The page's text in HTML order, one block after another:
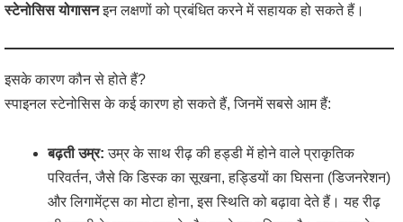
स्टेनोसिस योगासनइन लक्षणों को प्रबंधित करने में सहायक हो सकते हैं।
इसके कारण कौन से होते हैं?
स्पाइनल स्टेनोसिस के कई कारण हो सकते हैं, जिनमें सबसे आम हैं:
बढ़ती उम्र: उम्र के साथ रीढ़ की हड्डी में होने वाले प्राकृतिक
परिवर्तन, जैसे कि डिस्क का सूखना, हड्डियों का घिसना (डिजनरेशन)
और लिगामेंट्स का मोटा होना, इस स्थिति को बढ़ावा देते हैं। यह रीढ़